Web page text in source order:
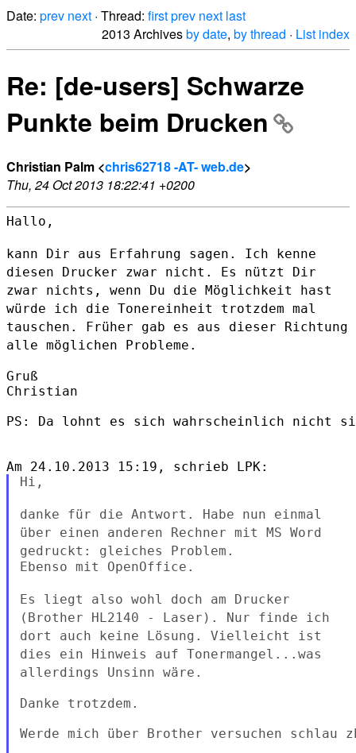
Date: prev next · Thread: firstprev next last
2013 Archivesby date, by thread · List index
Re: [de-users] Schwarze
Punkte beim Drucken
Christian Palm <chris62718 -AT- web.de>
Thu, 24 Oct 2013 18:22:41 +0200
Hallo,
kann Dir aus Erfahrung sagen. Ich kenne
diesen Drucker zwar nicht. Es nützt Dir
zwar nichts, wenn Du die Möglichkeit hast
würde ich die Tonereinheit trotzdem mal
tauschen. Früher gab es aus dieser Richtung
alle möglichen Probleme.
Gruß
Christian
PS: Da lohnt es sich wahrscheinlich nicht
Hi,
danke für die Antwort. Habe nun einmal
über einen anderen Rechner mit MS Word
gedruckt: gleiches Problem.
Ebenso mit OpenOffice.
Es liegt also wohl doch am Drucker
(Brother HL2140 - Laser). Nur finde ich
dort auch keine Lösung. Vielleicht ist
dies ein Hinweis auf Tonermangel...was
allerdings Unsinn wäre.
Danke trotzdem.
Werde mich über Brother versuchen schlau